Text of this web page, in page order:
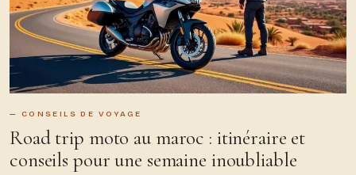
CONSEILS DE VOYAGE
Road trip moto au maroc : itinéraire et
conseils pour une semaine inoubliable